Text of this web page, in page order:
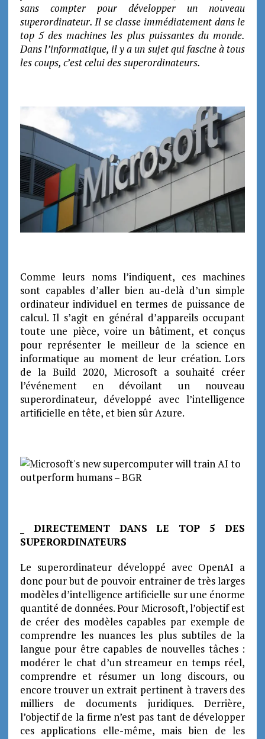
sans compter pour développer un nouveau
superordinateur. Il se classe immédiatement dans le
top 5 des machines les plus puissantes du monde.
Dans l’informatique, il y a un sujet qui fascine à tous
les coups, c’est celui des superordinateurs.
Comme leurs noms l’indiquent, ces machines
sont capables d’aller bien au-delà d’un simple
ordinateur individuel en termes de puissance de
calcul. Il s’agit en général d’appareils occupant
toute une pièce, voire un bâtiment, et conçus
pour représenter le meilleur de la science en
informatique au moment de leur création. Lors
de la Build 2020, Microsoft a souhaité créer
l’événement en dévoilant un nouveau
superordinateur, développé avec l’intelligence
artificielle en tête, et bien sûr Azure.
_ DIRECTEMENT DANS LE TOP 5 DES
SUPERORDINATEURS
Le superordinateur développé avec OpenAI a
donc pour but de pouvoir entrainer de très larges
modèles d’intelligence artificielle sur une énorme
quantité de données. Pour Microsoft, l’objectif est
de créer des modèles capables par exemple de
comprendre les nuances les plus subtiles de la
langue pour être capables de nouvelles tâches :
modérer le chat d’un streameur en temps réel,
comprendre et résumer un long discours, ou
encore trouver un extrait pertinent à travers des
milliers de documents juridiques. Derrière,
l’objectif de la firme n’est pas tant de développer
ces applications elle-même, mais bien de les